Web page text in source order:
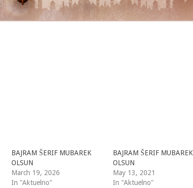
BAJRAM ŠERIF MUBAREK
OLSUN
March 19, 2026
In "Aktuelno"
BAJRAM ŠERIF MUBAREK
OLSUN
May 13, 2021
In "Aktuelno"